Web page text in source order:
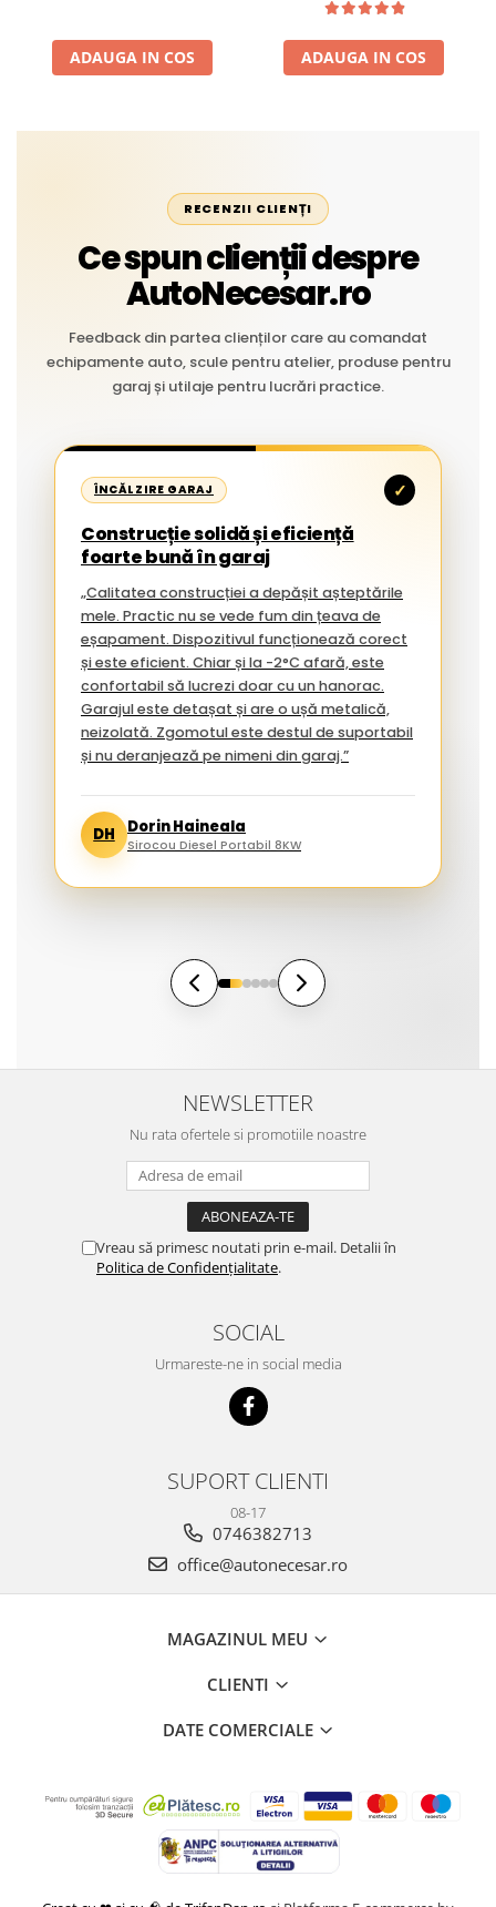
Liniar
ADAUGA IN COS ADAUGA IN COS
RECENZII CLIENȚI
Ce spun clienții despre
AutoNecesar.ro
Feedback din partea clienților care au comandat
echipamente auto, scule pentru atelier, produse pentru
garaj și utilaje pentru lucrări practice.
ÎNCĂLZIRE GARAJ ✓
Construcție solidă și eficiență
foarte bună în garaj
„Calitatea construcției a depășit așteptările
mele. Practic nu se vede fum din țeava de
eșapament. Dispozitivul funcționează corect
și este eficient. Chiar și la -2°C afară, este
confortabil să lucrezi doar cu un hanorac.
Garajul este detașat și are o ușă metalică,
neizolată. Zgomotul este destul de suportabil
și nu deranjează pe nimeni din garaj.”
DH Dorin Haineala
Sirocou Diesel Portabil 8KW
NEWSLETTER
Nu rata ofertele si promotiile noastre
Vreau să primesc noutati prin e-mail. Detalii în
Politica de Confidențialitate.
SOCIAL
Urmareste-ne in social media
SUPORT CLIENTI
08-17
0746382713
office@autonecesar.ro
MAGAZINUL MEU
CLIENTI
DATE COMERCIALE